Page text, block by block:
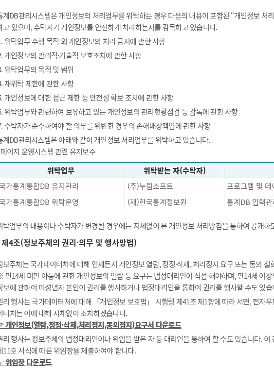
DB관리시스템은 개인정보의 처리업무를 위탁하는 경우 다음의 내용이 포함된 “개인정보 처
고 있으며, 수탁자가 개인정보를 안전하게 처리하는지를 감독하고 있습니다.
위탁업무 수행 목적 외 개인정보의 처리 금지에 관한 사항
개인정보의 관리적·기술적 보호조치에 관한 사항
위탁업무의 목적 및 범위
재위탁 제한에 관한 사항
개인정보에 대한 접근 제한 등 안전성 확보 조치에 관한 사항
위탁업무와 관련하여 보유하고 있는 개인정보의 관리현황점검 등 감독에 관한 사항
수탁자가 준수하여야 할 의무를 위반한 경우의 손해배상책임에 관한 사항
DB관리시스템은 아래와 같이 개인정보 처리업무를 위탁하고 있습니다.
이지 운영시스템 관련 유지보수
위탁업무
위탁받는 자(수탁자)
가통계통합DB 유지관리
(주)누림소프트
프로그램 및 데
가통계통합DB 위탁운영
(재)한국통계정보원 통계DB 입력
업무의 내용이나 수탁자가 변경될 경우에는 지체없이 본 개인정보 처리방침을 통하여 공개하
제4조(정보주체의 권리·의무 및 행사방법)
주체는 국가데이터처에 대해 언제든지 개인정보 열람, 정정·삭제, 처리정지 요구 또는 동의 철
만14세 미만 아동에 관한 개인정보의 열람 등 요구는 법정대리인이 직접 해야하며, 만14세 이
보에 관하여 미성년자 본인이 권리를 행사하거나 법정대리인을 통하여 권리를 행사할 수도 있
행사는 국가데이터처에 대해 「개인정보 보호법」 시행령 제41조 제1항에 따라 서면, 전자
터처는 이에 대해 지체없이 조치하겠습니다.
개인정보(열람,정정·삭제,처리정지,동의정지)요구서 다운로드
행사는 정보주체의 법정대리인이나 위임을 받은 자 등 대리인을 통하여 할 수도 있습니다. 이
11호 서식에 따른 위임장을 제출하여야 합니다.
위임장 다운로드